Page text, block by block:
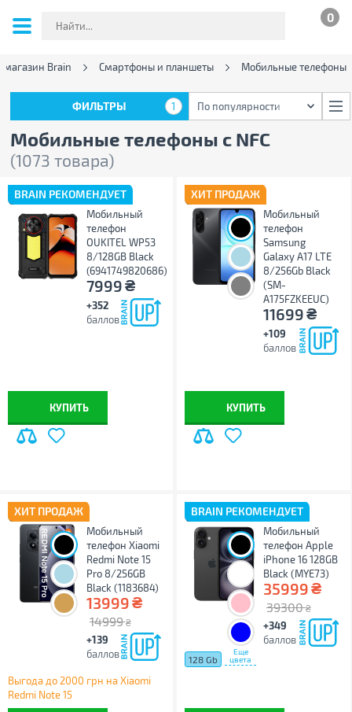
0
магазин Brain Смартфоны и планшеты Мобильные телефоны
Мобильные телефоны с NFC
(1073 товара)
ФИЛЬТРЫ 1 По популярности
BRAIN РЕКОМЕНДУЕТ
Мобильный
телефон
OUKITEL WP53
8/128GB Black
(6941749820686)
7999₴
+352
баллов
КУПИТЬ
ХИТ ПРОДАЖ
Мобильный
телефон
Samsung
Galaxy A17 LTE
8/256Gb Black
(SM-
A175FZKEEUC)
11699₴
+109
баллов
КУПИТЬ
ХИТ ПРОДАЖ
Мобильный
телефон Xiaomi
Redmi Note 15
Pro 8/256GB
Black (1183684)
13999₴
14999 ₴
+139
баллов
Выгода до 2000 грн на Xiaomi
Redmi Note 15
BRAIN РЕКОМЕНДУЕТ
Еще
цвета
Мобильный
телефон Apple
iPhone 16 128GB
Black (MYE73)
35999₴
39300 ₴
+349
баллов
128 Gb
ФИЛЬТРЫ 1 По популярности